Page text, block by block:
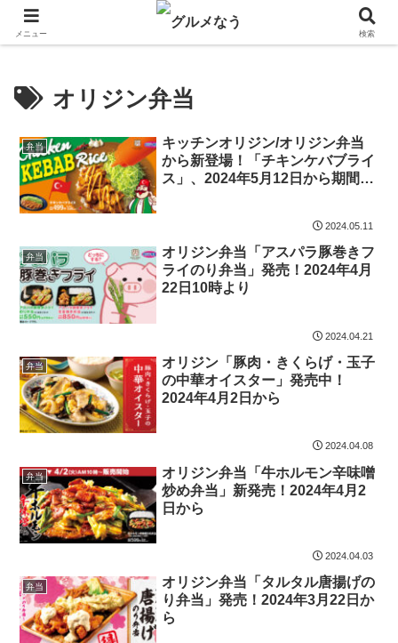
飲食店キャンペーン・食品飲料お菓子新発売のグルメニュース。
オリジン弁当
弁当
キッチンオリジン/オリジン弁当
から新登場！「チキンケバブライ
ス」、2024年5月12日から期間限
2024.05.11
弁当
オリジン弁当「アスパラ豚巻きフ
ライのり弁当」発売！2024年4月
22日10時より
2024.04.21
弁当
オリジン「豚肉・きくらげ・玉子
の中華オイスター」発売中！
2024年4月2日から
2024.04.08
弁当
オリジン弁当「牛ホルモン辛味噌
炒め弁当」新発売！2024年4月2
日から
2024.04.03
弁当
オリジン弁当「タルタル唐揚げの
り弁当」発売！2024年3月22日か
ら
メニュー 検索